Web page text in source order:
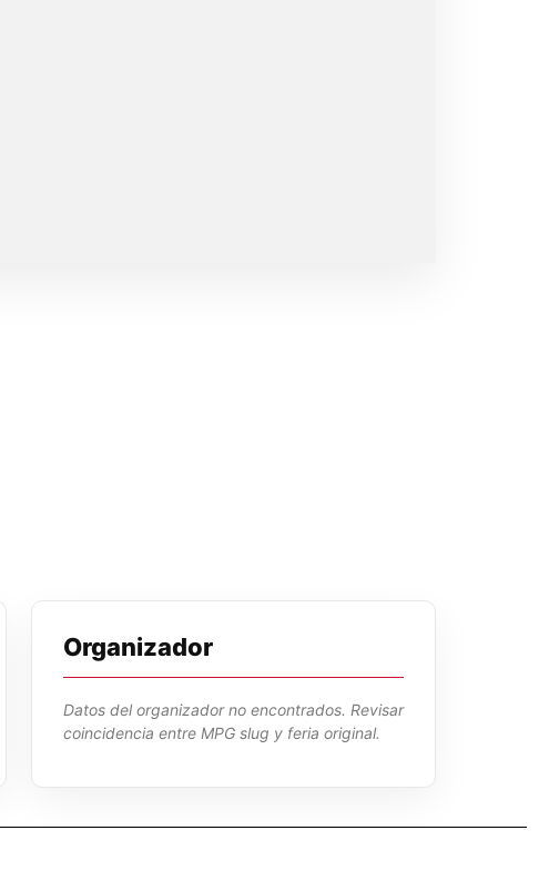
Organizador
Datos del organizador no encontrados. Revisar
coincidencia entre MPG slug y feria original.